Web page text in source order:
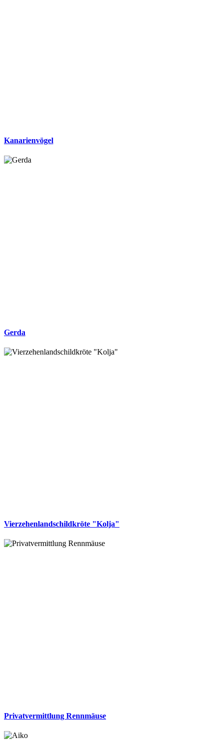
Kanarienvögel
Gerda
Vierzehenlandschildkröte "Kolja"
Privatvermittlung Rennmäuse